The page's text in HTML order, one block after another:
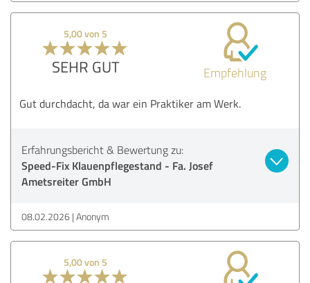
5,00 von 5
SEHR GUT Empfehlung
Gut durchdacht, da war ein Praktiker am Werk.
Erfahrungsbericht & Bewertung zu:
Speed-Fix Klauenpflegestand - Fa. Josef
Ametsreiter GmbH
08.02.2026 Anonym
5,00 von 5